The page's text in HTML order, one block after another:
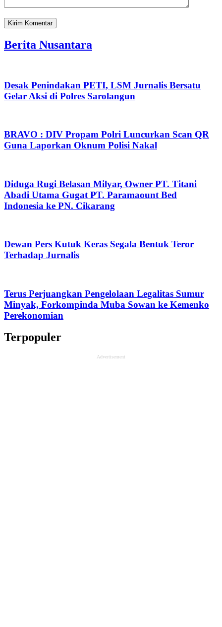
Berita Nusantara
Desak Penindakan PETI, LSM Jurnalis Bersatu
Gelar Aksi di Polres Sarolangun
BRAVO : DIV Propam Polri Luncurkan Scan QR
Guna Laporkan Oknum Polisi Nakal
Diduga Rugi Belasan Milyar, Owner PT. Titani
Abadi Utama Gugat PT. Paramaount Bed
Indonesia ke PN. Cikarang
Dewan Pers Kutuk Keras Segala Bentuk Teror
Terhadap Jurnalis
Terus Perjuangkan Pengelolaan Legalitas Sumur
Minyak, Forkompinda Muba Sowan ke Kemenko
Perekonomian
Terpopuler
Advertisement